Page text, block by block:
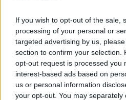
If you wish to opt-out of the sale,
processing of your personal or
targeted advertising by us,
section to confirm your selection.
opt-out request is processed you
interest-based ads based on
us or personal information
your opt-out. You may
ΔΕΗ: Ισχυρή ανάπτυξη στο α΄
εξάμηνο 2026 με
προσαρμοσμένο EBITDA στα 1,2
δισ. ευρώ